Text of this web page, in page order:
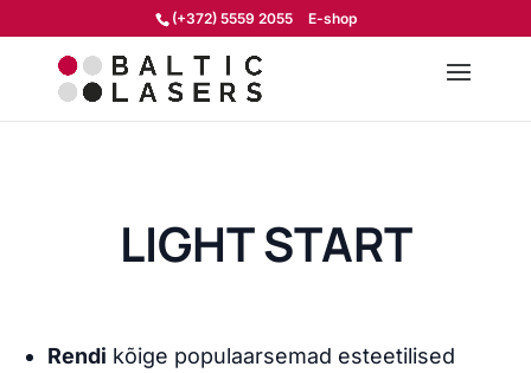
(+372) 5559 2055 E-shop
LIGHT START
Rendi kõige populaarsemad esteetilised